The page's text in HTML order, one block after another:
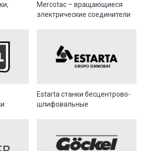
Mercotac – вращающиеся
электрические соединители
Estarta станки бесцентрово-
шлифовальные